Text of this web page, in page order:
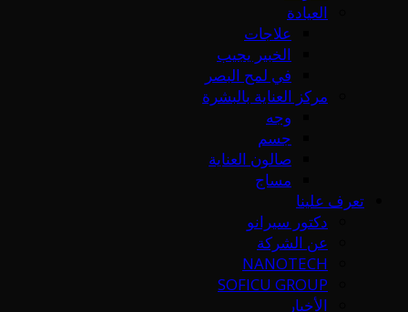
العيادة
علاجات
الخبير يجيب
في لمح البصر
مركز العناية بالبشرة
وجه
جسم
صالون العناية
مساج
تعرف علينا
دكتور سيرانو
عن الشركة
NANOTECH
SOFICU GROUP
الأخبار